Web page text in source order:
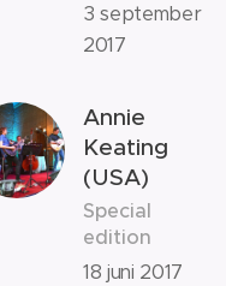
3 september
2017
Annie
Keating
(USA)
Special
edition
18 juni 2017